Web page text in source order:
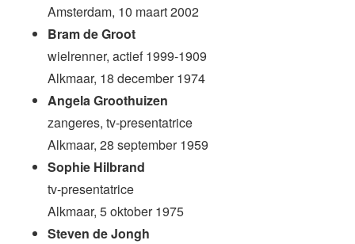
Amsterdam, 10 maart 2002
Bram de Groot
wielrenner, actief 1999-1909
Alkmaar, 18 december 1974
Angela Groothuizen
zangeres, tv-presentatrice
Alkmaar, 28 september 1959
Sophie Hilbrand
tv-presentatrice
Alkmaar, 5 oktober 1975
Steven de Jongh